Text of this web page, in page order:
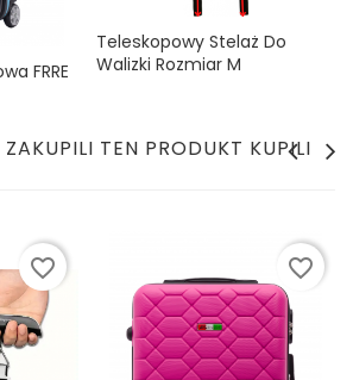
FRRE
Teleskopowy Stelaż Do
Walizki Rozmiar M
TEN PRODUKT KUPILI
favorite_border favorite_border